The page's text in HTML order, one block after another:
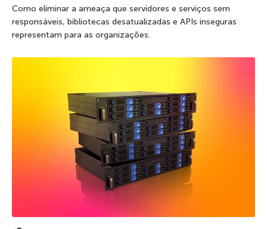
Como eliminar a ameaça que servidores e serviços sem
responsáveis, bibliotecas desatualizadas e APIs inseguras
representam para as organizações.